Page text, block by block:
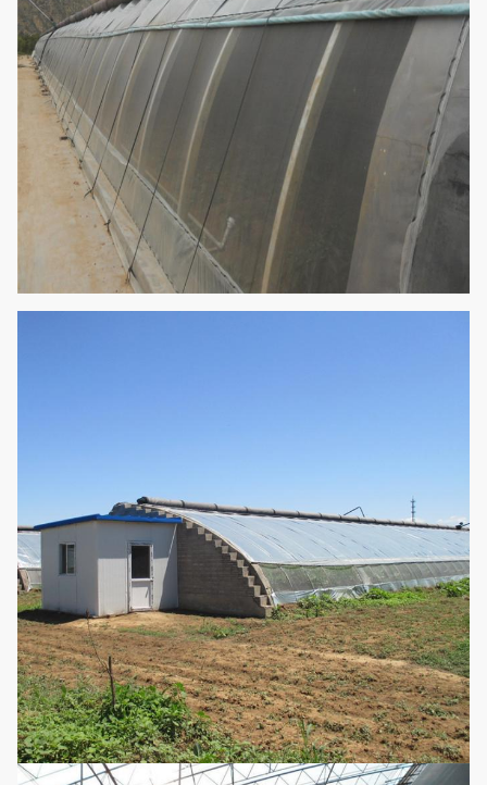
σύστημα
διαμόρφωσης
3. Σκίαση του συστήματος
4. Σταλαγματιά/σύστημα
άρδευσης μικροϋπολογιστών
5. Σύστημα θέρμανσης
6. Έξυπνο σύστημα ελέγχου
(Σύμφωνα με τις απαιτήσεις
μπορεί να προσαρμοστεί)
Ιατρικές εγκαταστάσεις